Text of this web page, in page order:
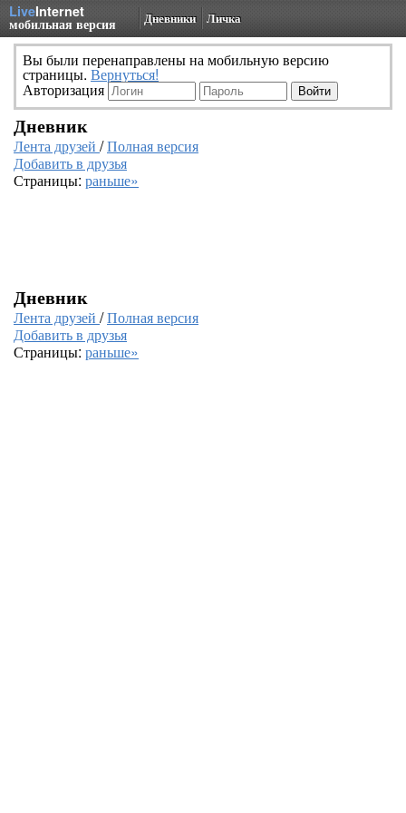
LiveInternet
мобильная версия Дневники Личка
Вы были перенаправлены на мобильную версию
страницы. Вернуться!
Авторизация
Дневник
Лента друзей /Полная версия
Добавить в друзья
Страницы: раньше»
Дневник
Лента друзей /Полная версия
Добавить в друзья
Страницы: раньше»